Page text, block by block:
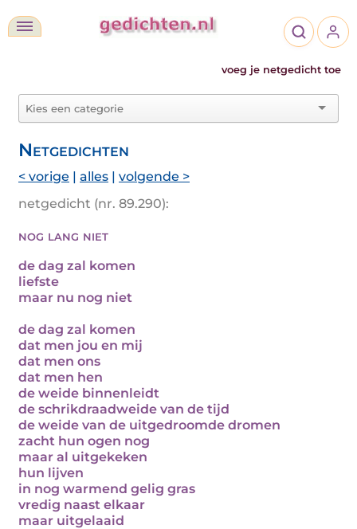
voeg je netgedicht toe
Netgedichten
< vorige | alles | volgende >
netgedicht (nr. 89.290):
nog lang niet
de dag zal komen
liefste
maar nu nog niet
de dag zal komen
dat men jou en mij
dat men ons
dat men hen
de weide binnenleidt
de schrikdraadweide van de tijd
de weide van de uitgedroomde dromen
zacht hun ogen nog
maar al uitgekeken
hun lijven
in nog warmend gelig gras
vredig naast elkaar
maar uitgelaaid